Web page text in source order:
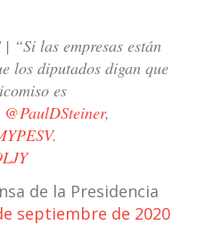
| “Si las empresas están
los diputados digan que
es
@PaulDSteiner,
.
de la Presidencia
septiembre de 2020